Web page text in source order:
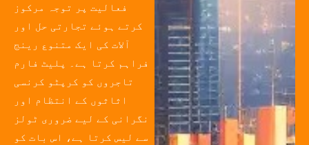
فعالیت پر توجہ مرکوز
کرتے ہوئے تجارتی حل اور
آلات کی ایک متنوع رینج
فراہم کرتا ہے۔ پلیٹ فارم
تاجروں کو کرپٹو کرنسی
اثاثوں کے انتظام اور
نگرانی کے لیے ضروری ٹولز
سے لیس کرتا ہے، اس بات کو